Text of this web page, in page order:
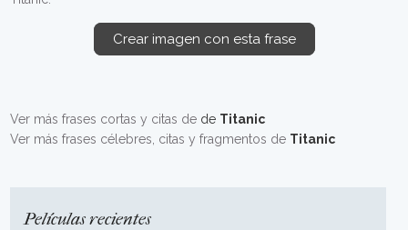
Crear imagen con esta frase
Ver más frases cortas y citas de de Titanic
Ver más frases célebres, citas y fragmentos de Titanic
Películas recientes